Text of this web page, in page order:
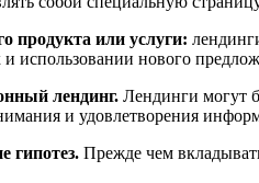
продукта или услуги:
использовании нового
лендинг. Лендинги могут
и удовлетворения
гипотез. Прежде чем